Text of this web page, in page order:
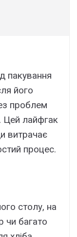
пакування
його
проблем
Цей лайфгак
витрачає
процес.
столу, на
чи багато